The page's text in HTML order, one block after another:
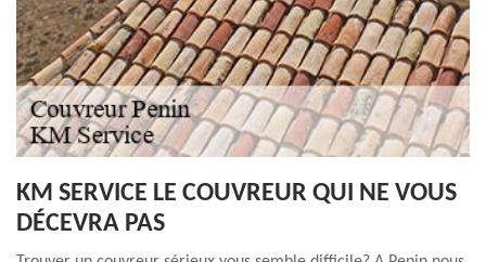
KM SERVICE LE COUVREUR QUI NE VOUS
DÉCEVRA PAS